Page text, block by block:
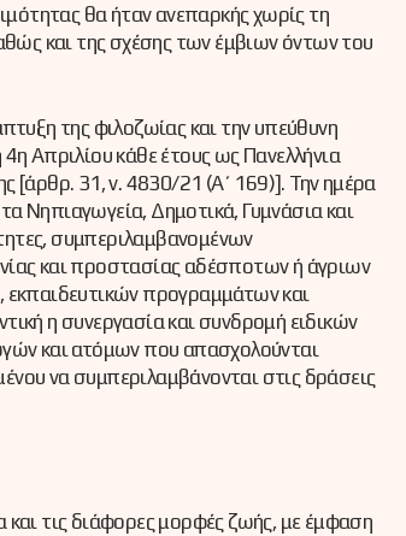
θα ήταν ανεπαρκής χωρίς τη
και της σχέσης των έμβιων όντων του
της φιλοζωίας και την υπεύθυνη
Απριλίου κάθε έτους ως Πανελλήνια
[άρθρ. 31, ν. 4830/21 (Α΄ 169)]. Την ημέρα
Νηπιαγωγεία, Δημοτικά, Γυμνάσια και
συμπεριλαμβανομένων
και προστασίας αδέσποτων ή άγριων
προγραμμάτων και
η συνεργασία και συνδρομή ειδικών
και ατόμων που απασχολούνται
να συμπεριλαμβάνονται στις δράσεις
τις διάφορες μορφές ζωής, με έμφαση